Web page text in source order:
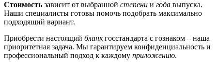
Стоимость зависит от выбранной степени и года выпуска.
Наши специалисты готовы помочь подобрать максимально
подходящий вариант.
Приобрести настоящий бланкгосстандарта с гознаком – наша
приоритетная задача. Мы гарантируем конфиденциальность и
профессиональный подход к каждому приложению.